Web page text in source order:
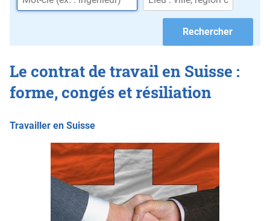
Le contrat de travail en Suisse :
forme, congés et résiliation
Travailler en Suisse